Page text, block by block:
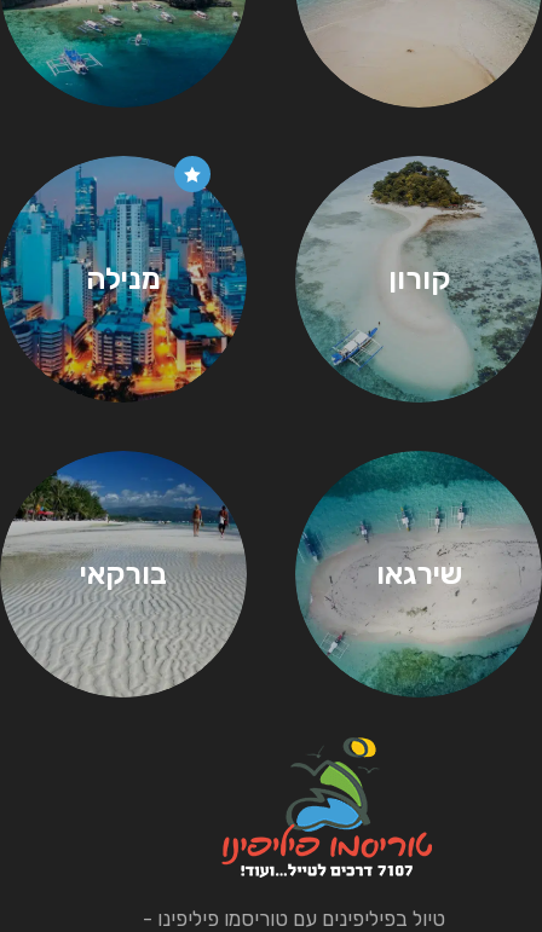
קורון מנילה
שירגאו בורקאי
טיול בפיליפינים עם טוריסמו פיליפינו -